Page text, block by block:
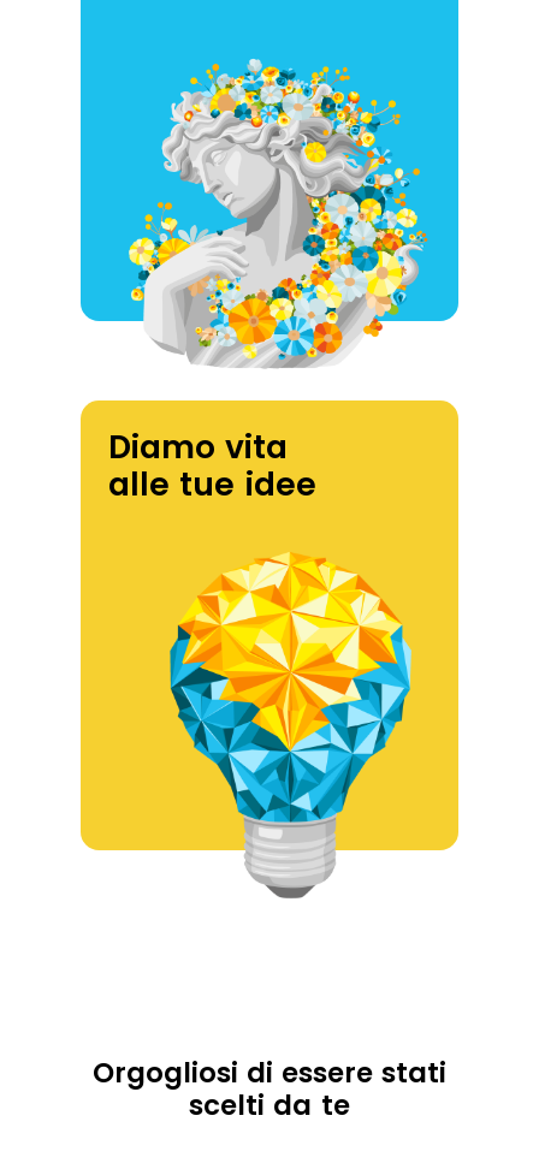
Diamo vita
alle tue idee
Orgogliosi di essere stati
scelti da te